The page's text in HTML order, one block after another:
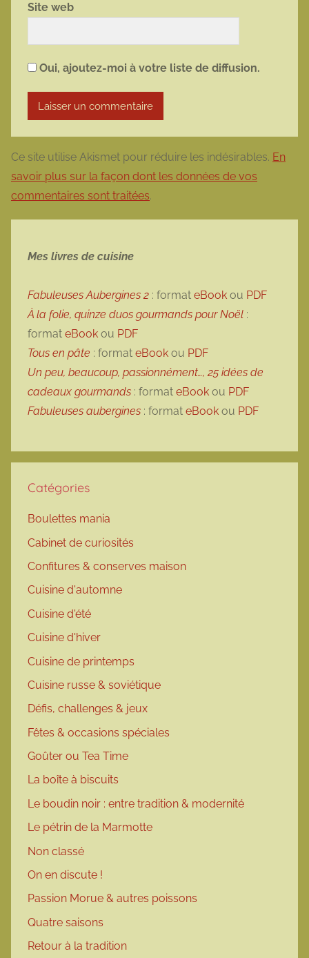
Site web
Oui, ajoutez-moi à votre liste de diffusion.
Ce site utilise Akismet pour réduire les indésirables. En
savoir plus sur la façon dont les données de vos
commentaires sont traitées.
Mes livres de cuisine
Fabuleuses Aubergines 2 : format eBook ou PDF
À la folie, quinze duos gourmands pour Noël :
format eBook ou PDF
Tous en pâte : format eBook ou PDF
Un peu, beaucoup, passionnément…, 25 idées de
cadeaux gourmands : format eBook ou PDF
Fabuleuses aubergines : format eBook ou PDF
Catégories
Boulettes mania
Cabinet de curiosités
Confitures & conserves maison
Cuisine d'automne
Cuisine d'été
Cuisine d'hiver
Cuisine de printemps
Cuisine russe & soviétique
Défis, challenges & jeux
Fêtes & occasions spéciales
Goûter ou Tea Time
La boîte à biscuits
Le boudin noir : entre tradition & modernité
Le pétrin de la Marmotte
Non classé
On en discute !
Passion Morue & autres poissons
Quatre saisons
Retour à la tradition